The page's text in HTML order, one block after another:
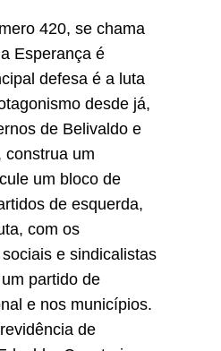
420, se chama
Esperança é
defesa é a luta
desde já,
de Belivaldo e
construa um
um bloco de
de esquerda,
com os
e sindicalistas
partido de
e nos municípios.
de